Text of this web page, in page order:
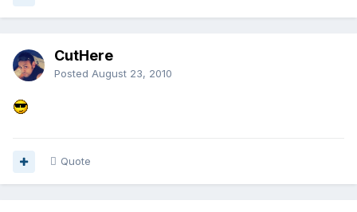
CutHere
Posted August 23, 2010
Quote